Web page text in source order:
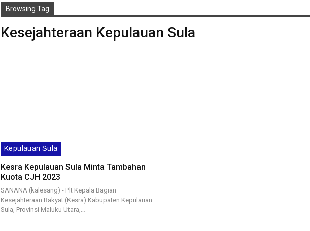
Browsing Tag
Kesejahteraan Kepulauan Sula
Kepulauan Sula
Kesra Kepulauan Sula Minta Tambahan
Kuota CJH 2023
SANANA (kalesang) - Plt Kepala Bagian
Kesejahteraan Rakyat (Kesra) Kabupaten Kepulauan
Sula, Provinsi Maluku Utara,…